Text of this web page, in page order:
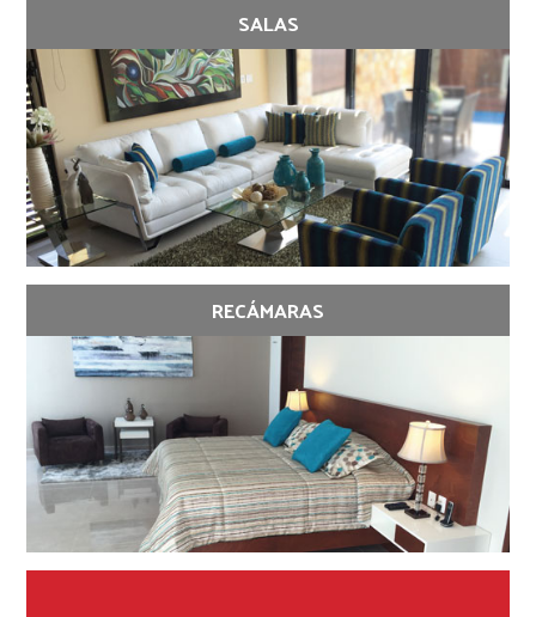
SALAS
RECÁMARAS